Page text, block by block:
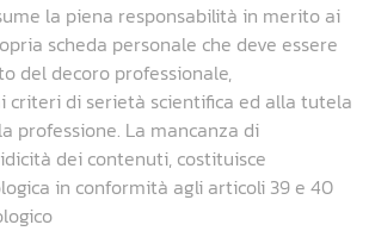
la piena responsabilità in merito ai
scheda personale che deve essere
del decoro professionale,
criteri di serietà scientifica ed alla tutela
professione. La mancanza di
dei contenuti, costituisce
in conformità agli articoli 39 e 40